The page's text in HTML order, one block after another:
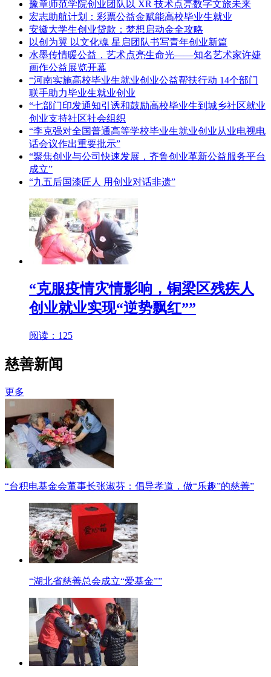
豫章师范学院创业团队以 XR 技术点亮数字文旅未来
宏志助航计划：彩票公益金赋能高校毕业生就业
安徽大学生创业贷款：梦想启动金全攻略
以创为翼 以文化魂 星启团队书写青年创业新篇
水墨传情暖公益，艺术点亮生命光——知名艺术家许婕
画作公益展览开幕
“河南实施高校毕业生就业创业公益帮扶行动 14个部门
联手助力毕业生就业创业
“七部门印发通知引诱和鼓励高校毕业生到城乡社区就业
创业支持社区社会组织
“李克强对全国普通高等学校毕业生就业创业从业电视电
话会议作出重要批示”
“聚焦创业与公司快速发展，齐鲁创业革新公益服务平台
成立”
“九五后国漆匠人 用创业对话非遗”
“克服疫情灾情影响，铜梁区残疾人
创业就业实现“逆势飘红””
阅读：125
慈善新闻
更多
“台积电基金会董事长张淑芬：倡导孝道，做“乐趣”的慈善”
“湖北省慈善总会成立“爱基金””